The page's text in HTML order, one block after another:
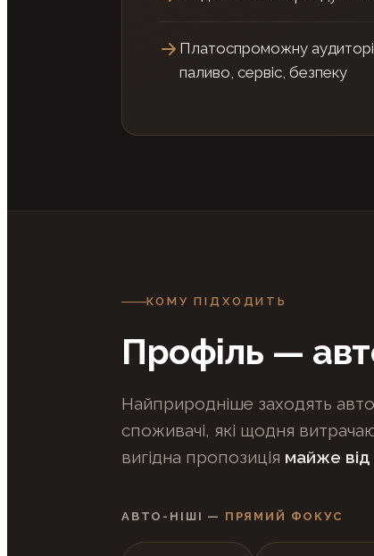
Платоспроможну
паливо, сервіс, безпеку
КОМУ ПІДХОДИТЬ
Профіль —
Найприродніше заходять
споживачі, які щодня
вигідна пропозиція майже
АВТО-НІШІ — ПРЯМИЙ ФОКУС